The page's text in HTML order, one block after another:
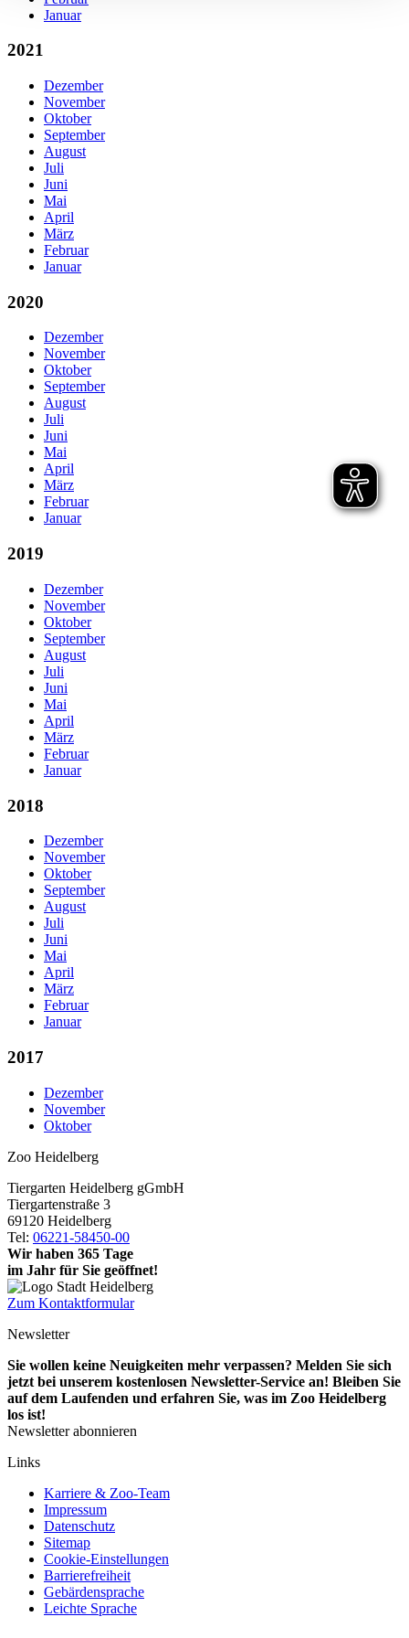
Januar
2021
Dezember
November
Oktober
September
August
Juli
Juni
Mai
April
März
Februar
Januar
2020
Dezember
November
Oktober
September
August
Juli
Juni
Mai
April
März
Februar
Januar
2019
Dezember
November
Oktober
September
August
Juli
Juni
Mai
April
März
Februar
Januar
2018
Dezember
November
Oktober
September
August
Juli
Juni
Mai
April
März
Februar
Januar
2017
Dezember
November
Oktober
Zoo Heidelberg
Tiergarten Heidelberg gGmbH
Tiergartenstraße 3
69120 Heidelberg
Tel: 06221-58450-00
Wir haben 365 Tage
im Jahr für Sie geöffnet!
Zum Kontaktformular
Newsletter
Sie wollen keine Neuigkeiten mehr verpassen? Melden Sie sich
jetzt bei unserem kostenlosen Newsletter-Service an! Bleiben Sie
auf dem Laufenden und erfahren Sie, was im Zoo Heidelberg
los ist!
Newsletter abonnieren
Links
Karriere & Zoo-Team
Impressum
Datenschutz
Sitemap
Cookie-Einstellungen
Barrierefreiheit
Gebärdensprache
Leichte Sprache